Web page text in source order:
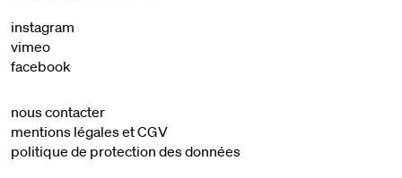
instagram
vimeo
facebook
nous contacter
mentions légales et CGV
politique de protection des données